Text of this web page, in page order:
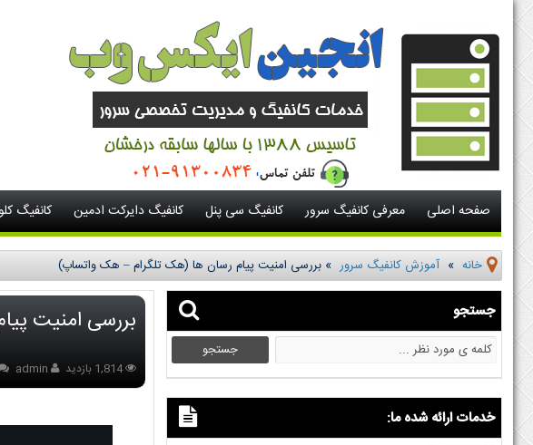
صفحه اصلی معرفی کانفیگ سرور کانفیگ سی پنل کانفیگ دایرکت ادمین کانفیگ
خانه » آموزش کانفیگ سرور »بررسی امنیت پیام رسان ها (هک تلگرام – هک واتساپ)
بررسی امنیت
1,814 بازدید admin
جستجو
خدمات ارائه شده ما: